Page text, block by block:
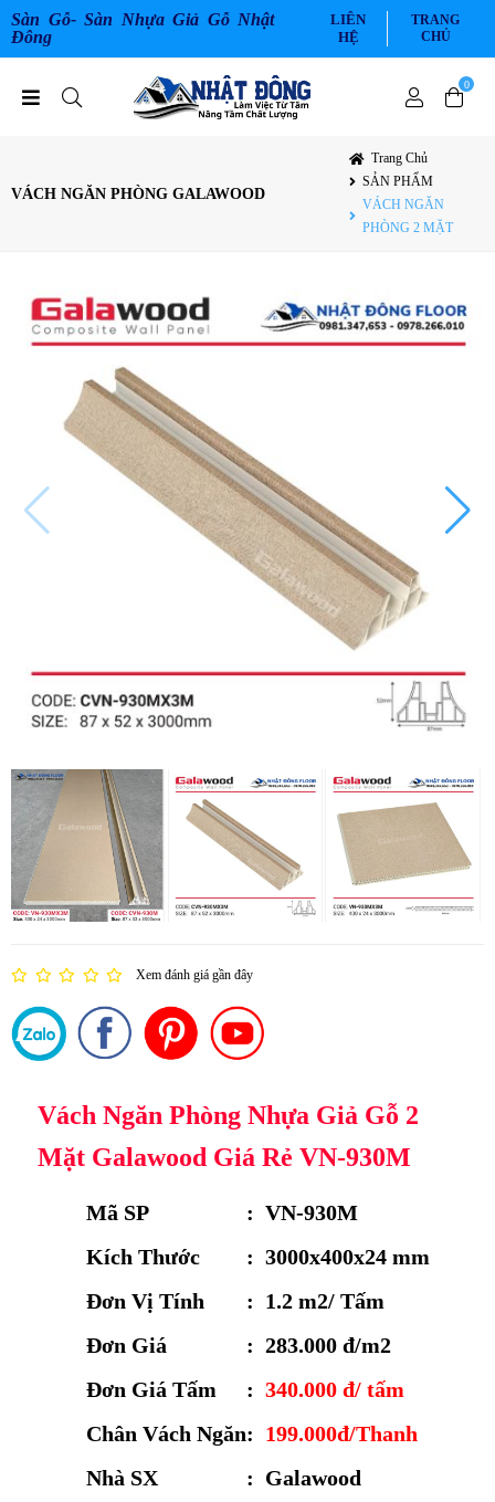
Sàn Gỗ- Sàn Nhựa Giả Gỗ Nhật
Đông
LIÊN
HỆ
TRANG
CHỦ
0
VÁCH NGĂN PHÒNG GALAWOOD
Trang Chủ
SẢN PHẨM
VÁCH NGĂN
PHÒNG 2 MẶT
Xem đánh giá gần đây
Vách Ngăn Phòng Nhựa Giả Gỗ 2
Mặt Galawood Giá Rẻ VN-930M
Mã SP : VN-930M
Kích Thước
: 3000x400x24 mm
Đơn Vị Tính
: 1.2 m2/ Tấm
Đơn Giá
: 283.000 đ/m2
Đơn Giá Tấm
: 340.000 đ/ tấm
Chân Vách Ngăn: 199.000đ/Thanh
Nhà SX
: Galawood